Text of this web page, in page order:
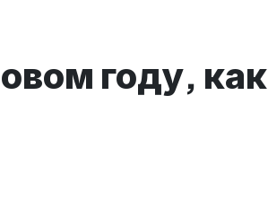
году, как